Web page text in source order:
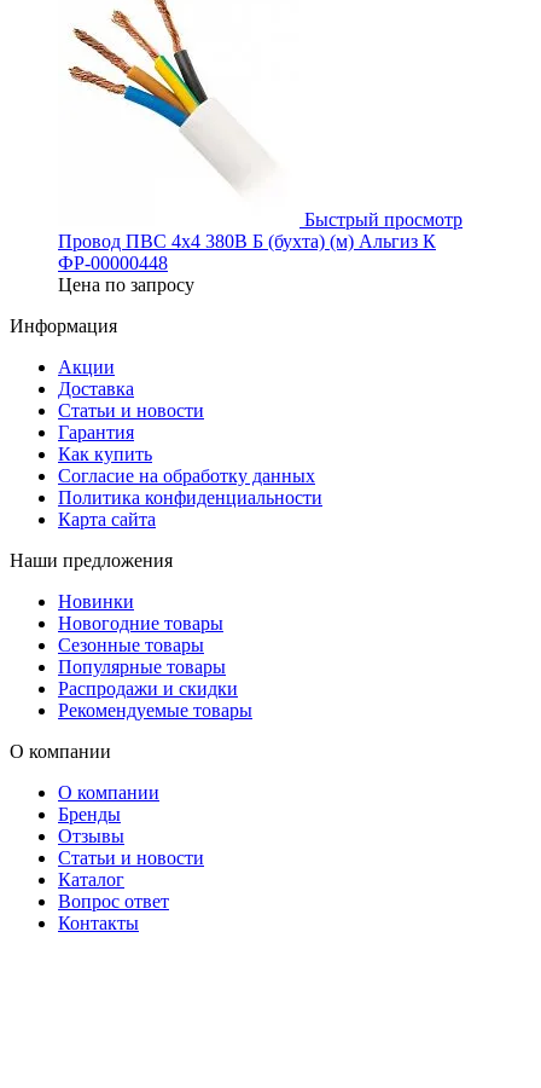
Быстрый просмотр
Провод ПВС 4х4 380В Б (бухта) (м) Альгиз К
ФР-00000448
Цена по запросу
Информация
Акции
Доставка
Статьи и новости
Гарантия
Как купить
Согласие на обработку данных
Политика конфиденциальности
Карта сайта
Наши предложения
Новинки
Новогодние товары
Сезонные товары
Популярные товары
Распродажи и скидки
Рекомендуемые товары
О компании
О компании
Бренды
Отзывы
Статьи и новости
Каталог
Вопрос ответ
Контакты